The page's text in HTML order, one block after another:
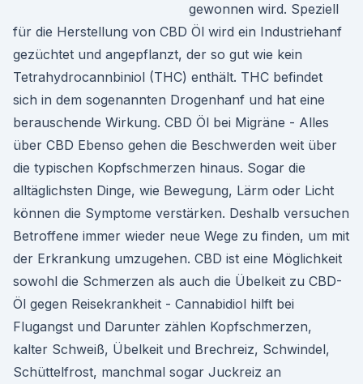
gewonnen wird. Speziell
für die Herstellung von CBD Öl wird ein Industriehanf
gezüchtet und angepflanzt, der so gut wie kein
Tetrahydrocannbiniol (THC) enthält. THC befindet
sich in dem sogenannten Drogenhanf und hat eine
berauschende Wirkung. CBD Öl bei Migräne - Alles
über CBD Ebenso gehen die Beschwerden weit über
die typischen Kopfschmerzen hinaus. Sogar die
alltäglichsten Dinge, wie Bewegung, Lärm oder Licht
können die Symptome verstärken. Deshalb versuchen
Betroffene immer wieder neue Wege zu finden, um mit
der Erkrankung umzugehen. CBD ist eine Möglichkeit
sowohl die Schmerzen als auch die Übelkeit zu CBD-
Öl gegen Reisekrankheit - Cannabidiol hilft bei
Flugangst und Darunter zählen Kopfschmerzen,
kalter Schweiß, Übelkeit und Brechreiz, Schwindel,
Schüttelfrost, manchmal sogar Juckreiz an